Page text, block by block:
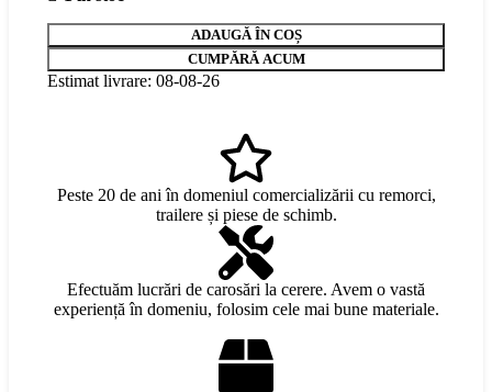
ADAUGĂ ÎN COȘ
CUMPĂRĂ ACUM
Estimat livrare: 08-08-26
Peste 20 de ani în domeniul comercializării cu remorci,
trailere și piese de schimb.
Efectuăm lucrări de carosări la cerere. Avem o vastă
experiență în domeniu, folosim cele mai bune materiale.